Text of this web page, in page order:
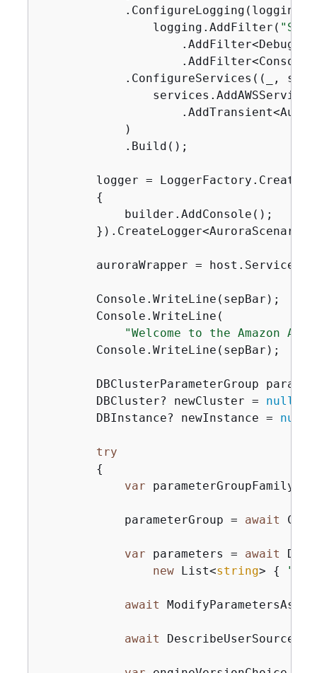
.ConfigureLogging(logging
                logging.AddFilter(
.ConfigureServices((_,
            )
            .Build();
logger =
{
            builder.AddConsole();
auroraWrapper =
        Console.WriteLine(sepBar);
        Console.WriteLine(
"Welcome to the Amazon
        Console.WriteLine(sepBar);
DBClusterParameterGroup
        DBCluster? newCluster =
null
        DBInstance? newInstance =
null
try
{
var parameterGroupFamily =
            parameterGroup =
await
var parameters = await
new List<string> {
await
await